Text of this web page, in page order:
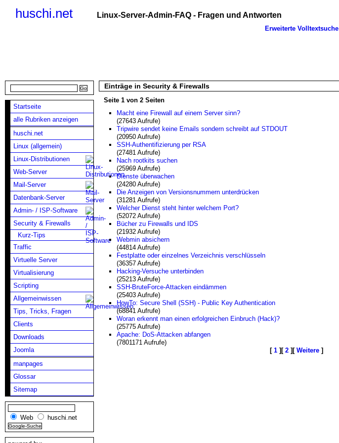
huschi.net Linux-Server-Admin-FAQ - Fragen und Antworten
Erweiterte Volltextsuche
Startseite
alle Rubriken anzeigen
huschi.net
Linux (allgemein)
Linux-Distributionen
Web-Server
Mail-Server
Datenbank-Server
Admin- / ISP-Software
Security & Firewalls
Kurz-Tips
Traffic
Virtuelle Server
Virtualisierung
Scripting
Allgemeinwissen
Tips, Tricks, Fragen
Clients
Downloads
Joomla
manpages
Glossar
Sitemap
Web huschi.net
Einträge in Security & Firewalls
Seite 1 von 2 Seiten
Macht eine Firewall auf einem Server sinn?
(27643 Aufrufe)
Tripwire sendet keine Emails sondern schreibt auf STDOUT
(20950 Aufrufe)
SSH-Authentifizierung per RSA
(27481 Aufrufe)
Nach rootkits suchen
(25969 Aufrufe)
Dienste überwachen
(24280 Aufrufe)
Die Anzeigen von Versionsnummern unterdrücken
(31281 Aufrufe)
Welcher Dienst steht hinter welchem Port?
(52072 Aufrufe)
Bücher zu Firewalls und IDS
(21932 Aufrufe)
Webmin absichern
(44814 Aufrufe)
Festplatte oder einzelnes Verzeichnis verschlüsseln
(36357 Aufrufe)
Hacking-Versuche unterbinden
(25213 Aufrufe)
SSH-BruteForce-Attacken eindämmen
(25403 Aufrufe)
HowTo: Secure Shell (SSH) - Public Key Authentication
(68841 Aufrufe)
Woran erkennt man einen erfolgreichen Einbruch (Hack)?
(25775 Aufrufe)
Apache: DoS-Attacken abfangen
(7801171 Aufrufe)
[ 1 ][ 2 ][ Weitere ]